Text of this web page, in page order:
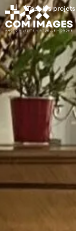
Tous les projets